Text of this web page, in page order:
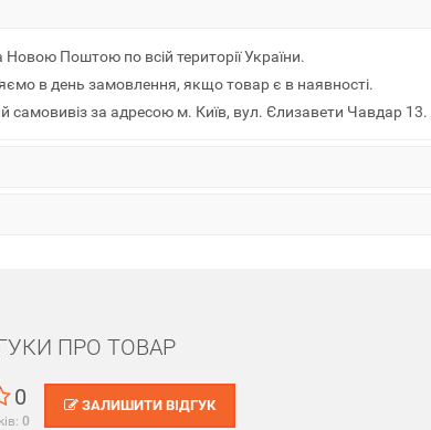
Поштою по всій території України.
в день замовлення, якщо товар є в наявності.
самовивіз за адресою м. Київ, вул. Єлизавети Чавдар 13.
ПРО ТОВАР
0
0
ЗАЛИШИТИ ВІДГУК